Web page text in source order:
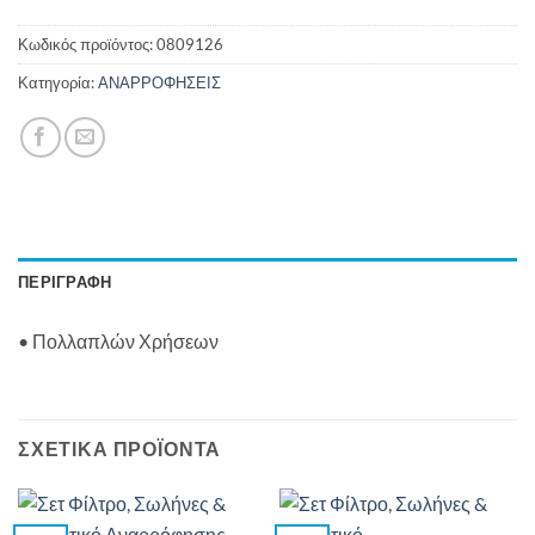
Κωδικός προϊόντος:0809126
Κατηγορία:ΑΝΑΡΡΟΦΗΣΕΙΣ
ΠΕΡΙΓΡΑΦΉ
• Πολλαπλών Χρήσεων
ΣΧΕΤΙΚΆ ΠΡΟΪΌΝΤΑ